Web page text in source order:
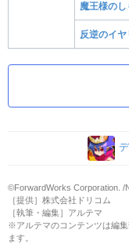
魔王様のし
反逆のイヤ
©ForwardWorks Corporation. /
［提供］株式会社ドリコム
［執筆・編集］アルテマ
※アルテマのコンテンツは編
ます。